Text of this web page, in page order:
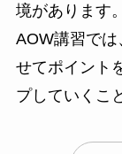
境があります。
AOW講習で
せてポイント
プしていくこ